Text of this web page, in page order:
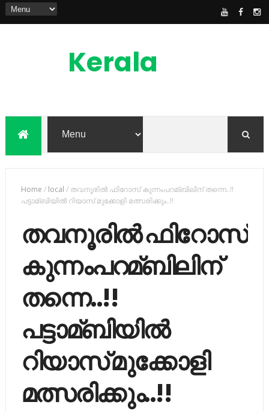
Kerala
Feed
Home / local / തവനൂരില്‍ ഫിറോസ് കുന്നംപറമ്ബിലിന് തന്നെ..!!
പട്ടാമ്ബിയില്‍ റിയാസ് മുക്കോളി മത്സരിക്കും..!!
തവനൂരില്‍ ഫിറോസ്
കുന്നംപറമ്ബിലിന്
തന്നെ..!!
പട്ടാമ്ബിയില്‍
റിയാസ് മുക്കോളി
മത്സരിക്കും..!!